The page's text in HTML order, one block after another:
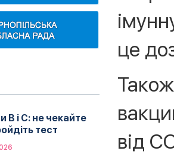
B і C: не чекайте
тест
це
від